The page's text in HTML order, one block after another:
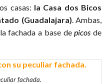
casas: la Casa dos Bicos
(Guadalajara). Ambas,
fachada a base depicos de
fachada.